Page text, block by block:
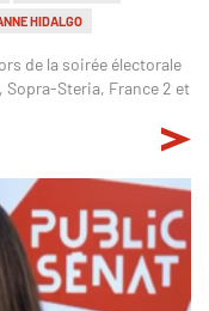
HIDALGO
de la soirée électorale
Steria, France 2 et